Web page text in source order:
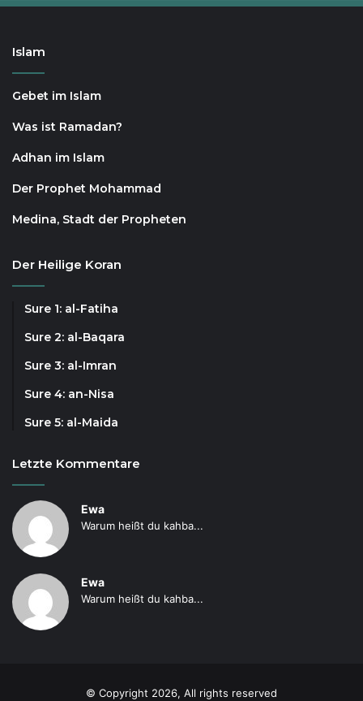
Islam
Gebet im Islam
Was ist Ramadan?
Adhan im Islam
Der Prophet Mohammad
Medina, Stadt der Propheten
Der Heilige Koran
Sure 1: al-Fatiha
Sure 2: al-Baqara
Sure 3: al-Imran
Sure 4: an-Nisa
Sure 5: al-Maida
Letzte Kommentare
Ewa
Warum heißt du kahba...
Ewa
Warum heißt du kahba...
© Copyright 2026, All rights reserved